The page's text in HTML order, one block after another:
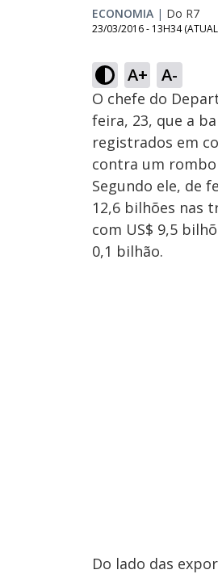
ECONOMIA | Do R7
23/03/2016 - 13H34
A+ A-
O chefe do
feira, 23, que a
registrados em
contra um rombo
Segundo ele, de
12,6 bilhões nas
com US$ 9,5
0,1 bilhão.
Do lado das